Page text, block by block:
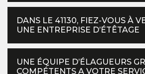
DANS LE 41130, FIEZ-VOUS À
UNE ENTREPRISE D’ÉTÊTAGE
UNE ÉQUIPE D’ÉLAGUEURS
COMPÉTENTS A VOTRE